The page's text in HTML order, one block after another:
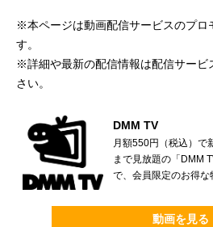
※本ページは動画配信サービスのプロ
す。
※詳細や最新の配信情報は配信サービ
さい。
DMM TV
月額550円（税込）で
まで見放題の「DMM
で、会員限定のお得な
動画を見る